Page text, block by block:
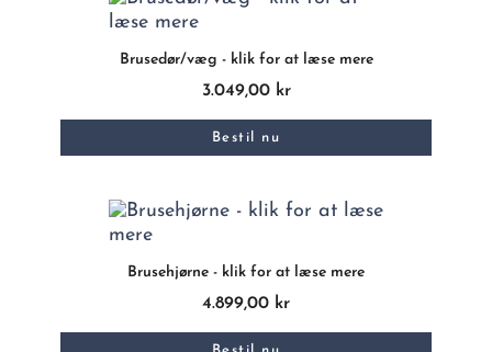
Brusedør/væg - klik for at læse mere
3.049,00 kr
Bestil nu
Brusehjørne - klik for at læse mere
4.899,00 kr